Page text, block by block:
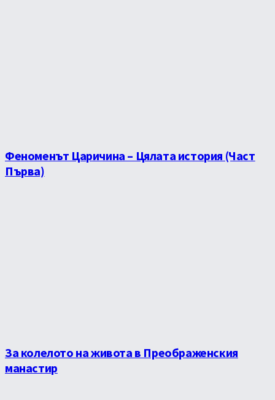
Феноменът Царичина – Цялата история (Част
Първа)
За колелото на живота в Преображенския
манастир